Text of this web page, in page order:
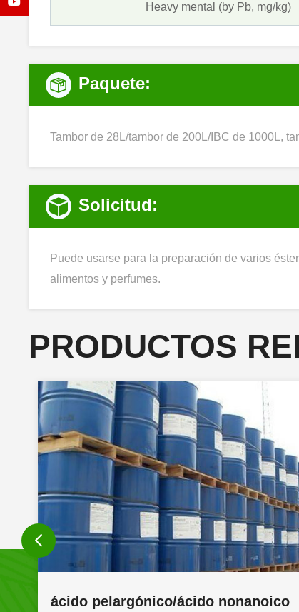
Heavy mental (by Pb, mg/kg)
Paquete:
Tambor de 28L/tambor de 200L/IBC de 1000L,
Solicitud:
Puede usarse para la preparación de varios
alimentos y perfumes.
PRODUCTOS
butilbutiril lactato